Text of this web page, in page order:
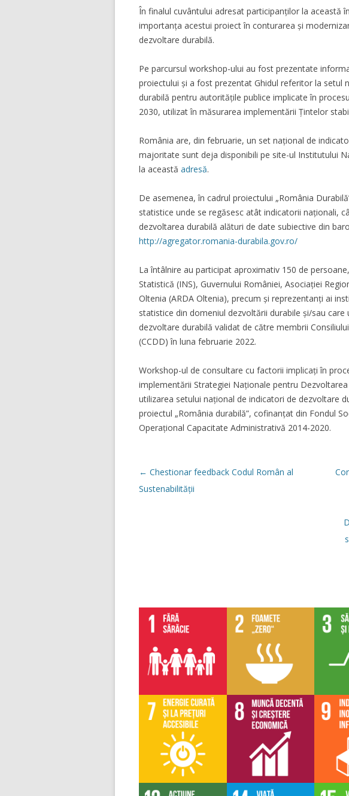
În finalul cuvântului adresat participanților la această
importanța acestui proiect în conturarea și
dezvoltare durabilă.
Pe parcursul workshop-ului au fost prezentate
proiectului și a fost prezentat Ghidul referitor la setul
durabilă pentru autoritățile publice implicate în
2030, utilizat în măsurarea implementării Țintelor
România are, din februarie, un set național de
majoritate sunt deja disponibili pe site-ul Institutului
la această adresă.
De asemenea, în cadrul proiectului „România
statistice unde se regăsesc atât indicatorii naționali,
dezvoltarea durabilă alături de date subiective din
http://agregator.romania-durabila.gov.ro/
La întâlnire au participat aproximativ 150 de
Statistică (INS), Guvernului României, Asociației
Oltenia (ARDA Oltenia), precum și reprezentanți ai
statistice din domeniul dezvoltării durabile și/sau
dezvoltare durabilă validat de către membrii
(CCDD) în luna februarie 2022.
Workshop-ul de consultare cu factorii implicați în
implementării Strategiei Naționale pentru
utilizarea setului național de indicatori de dezvoltare
proiectul „România durabilă”, cofinanțat din Fondul
Operațional Capacitate Administrativă 2014-2020.
Navigare
în
articol
← Chestionar feedback Codul Român al
Sustenabilității